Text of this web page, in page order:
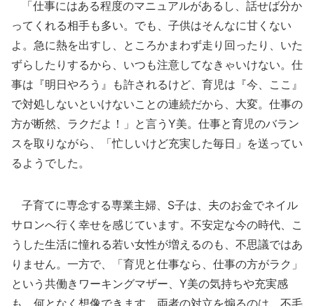
「仕事にはある程度のマニュアルがあるし、話せば分か
ってくれる相手も多い。でも、子供はそんなに甘くない
よ。急に熱を出すし、ところかまわず走り回ったり、いた
ずらしたりするから、いつも注意してなきゃいけない。仕
事は『明日やろう』も許されるけど、育児は『今、ここ』
で対処しないといけないことの連続だから、大変。仕事の
方が断然、ラクだよ！」と言うY美。仕事と育児のバラン
スを取りながら、「忙しいけど充実した毎日」を送ってい
るようでした。
子育てに専念する専業主婦、S子は、夫のお金でネイル
サロンへ行く幸せを感じています。不安定な今の時代、こ
うした生活に憧れる若い女性が増えるのも、不思議ではあ
りません。一方で、「育児と仕事なら、仕事の方がラク」
という共働きワーキングマザー、Y美の気持ちや充実感
も、何となく想像できます。両者の対立を煽るのは、不毛